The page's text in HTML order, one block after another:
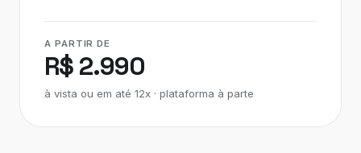
A PARTIR DE
R$ 2.990
à vista ou em até 12x · plataforma à parte